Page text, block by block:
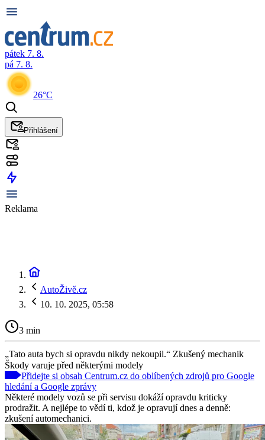
pátek 7. 8.
pá 7. 8.
26°C
Přihlášení
Reklama
AutoŽivě.cz
10. 10. 2025, 05:58
3 min
„Tato auta bych si opravdu nikdy nekoupil.“ Zkušený mechanik
Škody varuje před některými modely
Přidejte si obsah Centrum.cz do oblíbených zdrojů pro Google
hledání a Google zprávy
Některé modely vozů se při servisu dokáží opravdu kriticky
prodražit. A nejlépe to vědí ti, kdož je opravují dnes a denně:
zkušení automechanici.